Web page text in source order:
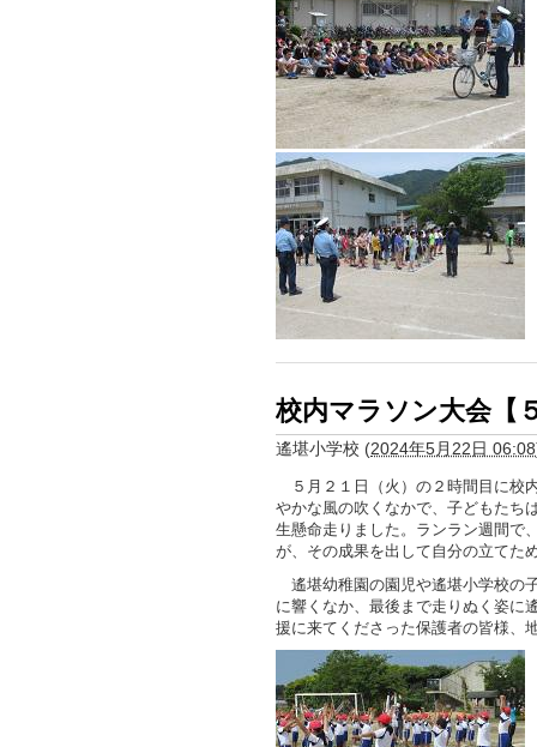
校内マラソン大会【
遙堪小学校 (2024年5月22日 06:08
５月２１日（火）の２時間目に校
やかな風の吹くなかで、子どもたち
生懸命走りました。ランラン週間で
が、その成果を出して自分の立てた
遙堪幼稚園の園児や遙堪小学校の
に響くなか、最後まで走りぬく姿に
援に来てくださった保護者の皆様、